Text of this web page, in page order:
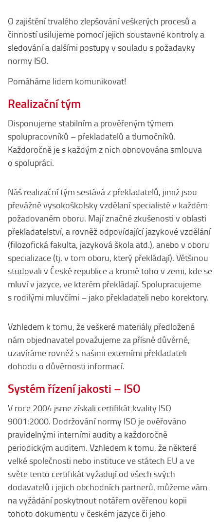
O zajištění trvalého zlepšování veškerých procesů a
činností usilujeme pomocí jejich soustavné kontroly a
sledování a dalšími postupy v souladu s požadavky
normy ISO.
Pomáháme lidem komunikovat!
Realizační tým
Disponujeme stabilním a prověřeným týmem
spolupracovníků – překladatelů a tlumočníků.
Každoročně je s každým z nich obnovována smlouva
o spolupráci.
Náš realizační tým sestává z překladatelů, jimiž jsou
převážně vysokoškolsky vzdělaní specialisté v každém
požadovaném oboru. Mají značné zkušenosti v oblasti
překladatelství, a rovněž odpovídající jazykové vzdělání
(filozofická fakulta, jazyková škola atd.), anebo v oboru
specializace (tj. v tom oboru, který překládají). Většinou
studovali v České republice a kromě toho v zemi, kde se
mluví v jazyce, ve kterém překládají. Spolupracujeme
s rodilými mluvčími – jako překladateli nebo korektory.
Vzhledem k tomu, že veškeré materiály předložené
nám objednavatel považujeme za přísně důvěrné,
uzavíráme rovněž s našimi externími překladateli
dohodu o důvěrnosti informací.
Systém řízení jakosti – ISO
V roce 2004 jsme získali certifikát kvality ISO
9001:2000. Dodržování normy ISO je ověřováno
pravidelnými interními audity a každoročně
periodickým auditem. Vzhledem k tomu, že některé
velké společnosti nebo instituce ve státech EU a ve
světe tento certifikát vyžadují od všech svých
dodavatelů i jejich obchodních partnerů, můžeme vám
na vyžádání poskytnout notářem ověřenou kopii
tohoto dokumentu v českém jazyce či jeho